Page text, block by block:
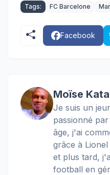
Tags: FC Barcelone
Facebook
Moïse
Je suis un
passionné
âge, j'ai
grâce à
et plus tard,
football en